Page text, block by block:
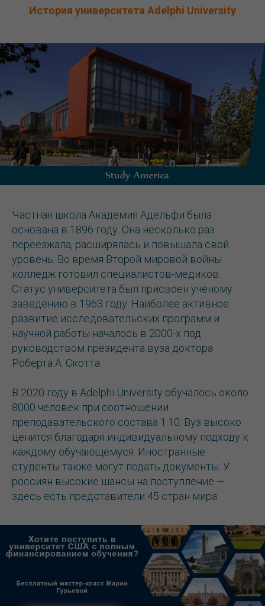
История университета Adelphi University
Частная школа Академия Адельфи была
основана в 1896 году. Она несколько раз
переезжала, расширялась и повышала свой
уровень. Во время Второй мировой войны
колледж готовил специалистов-медиков.
Статус университета был присвоен ученому
заведению в 1963 году. Наиболее активное
развитие исследовательских программ и
научной работы началось в 2000-х под
руководством президента вуза доктора
Роберта А. Скотта.
В 2020 году в Adelphi University обучалось около
8000 человек при соотношении
преподавательского состава 1:10. Вуз высоко
ценится благодаря индивидуальному подходу к
каждому обучающемуся. Иностранные
студенты также могут подать документы. У
россиян высокие шансы на поступление —
здесь есть представители 45 стран мира.